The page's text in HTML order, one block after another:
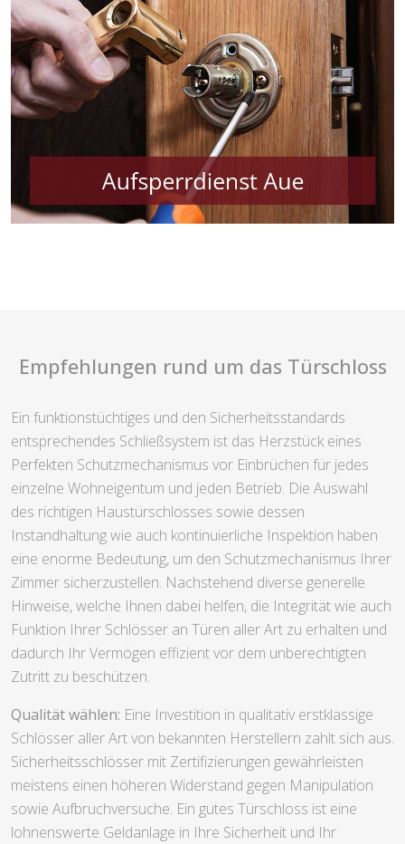
Empfehlungen rund um das Türschloss
Ein funktionstüchtiges und den Sicherheitsstandards
entsprechendes Schließsystem ist das Herzstück eines
Perfekten Schutzmechanismus vor Einbrüchen für jedes
einzelne Wohneigentum und jeden Betrieb. Die Auswahl
des richtigen Haustürschlosses sowie dessen
Instandhaltung wie auch kontinuierliche Inspektion haben
eine enorme Bedeutung, um den Schutzmechanismus Ihrer
Zimmer sicherzustellen. Nachstehend diverse generelle
Hinweise, welche Ihnen dabei helfen, die Integrität wie auch
Funktion Ihrer Schlösser an Türen aller Art zu erhalten und
dadurch Ihr Vermögen effizient vor dem unberechtigten
Zutritt zu beschützen.
Qualität wählen: Eine Investition in qualitativ erstklassige
Schlösser aller Art von bekannten Herstellern zahlt sich aus.
Sicherheitsschlösser mit Zertifizierungen gewährleisten
meistens einen höheren Widerstand gegen Manipulation
sowie Aufbruchversuche. Ein gutes Türschloss ist eine
lohnenswerte Geldanlage in Ihre Sicherheit und Ihr